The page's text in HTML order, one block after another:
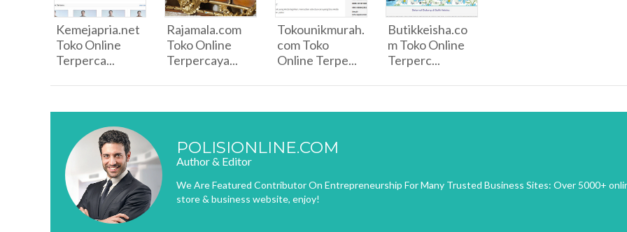
Kemejapria.net
Toko Online
Terperca...
Rajamala.com
Toko Online
Terpercaya...
Tokounikmurah.
com Toko
Online Terpe...
Butikkeisha.co
m Toko Online
Terperc...
POLISIONLINE.COM
Author & Editor
We Are Featured Contributor On Entrepreneurship For Many Trusted Business Sites: Over 5000+
store & business website, enjoy!